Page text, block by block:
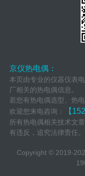
京仪热电偶：
本页由专业的仪器仪表
厂相关的热电偶信息。
若您有热电偶选型、热
欢迎您来电咨询：
【
所有热电偶相关技术文
有违反，追究法律责任。
Copyright © 2019-